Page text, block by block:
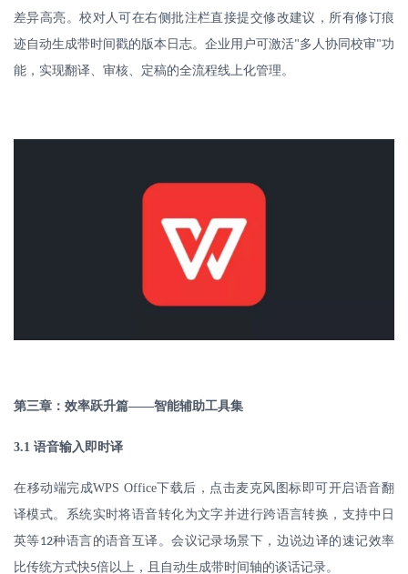
差异高亮。校对人可在右侧批注栏直接提交修改建议，所有修订痕
迹自动生成带时间戳的版本日志。企业用户可激活"多人协同校审"功
能，实现翻译、审核、定稿的全流程线上化管理。
第三章：效率跃升篇——智能辅助工具集
3.1 语音输入即时译
在移动端完成WPS Office下载后，点击麦克风图标即可开启语音翻
译模式。系统实时将语音转化为文字并进行跨语言转换，支持中日
英等12种语言的语音互译。会议记录场景下，边说边译的速记效率
比传统方式快5倍以上，且自动生成带时间轴的谈话记录。